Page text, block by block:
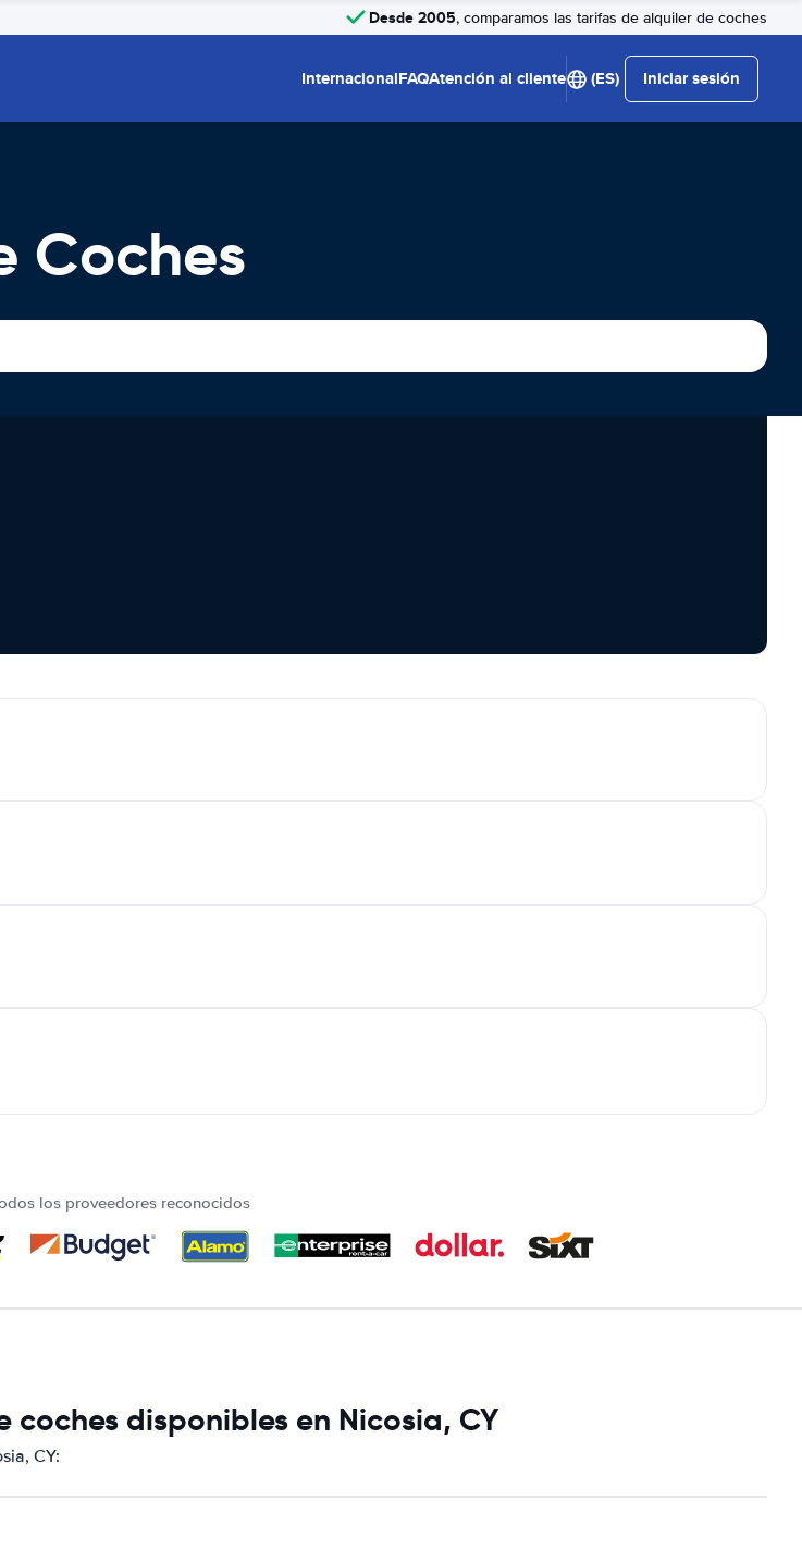
Desde 2005, comparamos las tarifas de alquiler de coches
InternacionalFAQAtención al cliente (ES) Iniciar sesión
Coches
los proveedores reconocidos
disponibles en Nicosia, CY
CY: